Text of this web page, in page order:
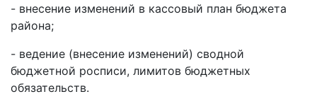
- внесение изменений в кассовый план бюджета
района;
- ведение (внесение изменений) сводной
бюджетной росписи, лимитов бюджетных
обязательств.